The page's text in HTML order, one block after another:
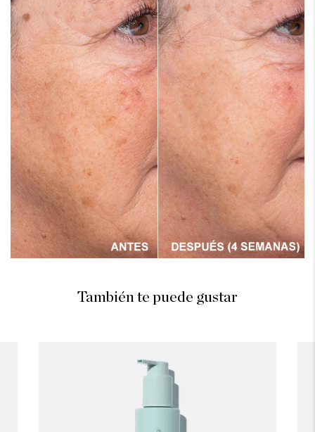
También te puede gustar